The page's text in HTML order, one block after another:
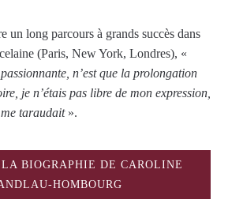
un long parcours à grands succès dans
(Paris, New York, Londres), «
n’est que la prolongation
je n’étais pas libre de mon expression,
me taraudait ».
BIOGRAPHIE DE CAROLINE
HOMBOURG